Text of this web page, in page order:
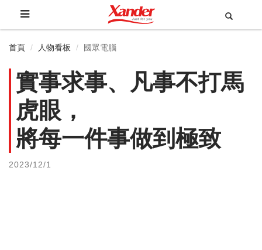
首頁 人物看板 國眾電腦
實事求事、凡事不打馬
虎眼，
將每一件事做到極致
2023/12/1